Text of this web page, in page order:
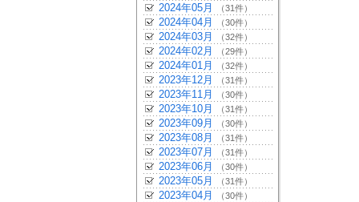
2024年05月 （31件）
2024年04月 （30件）
2024年03月 （32件）
2024年02月 （29件）
2024年01月 （32件）
2023年12月 （31件）
2023年11月 （30件）
2023年10月 （31件）
2023年09月 （30件）
2023年08月 （31件）
2023年07月 （31件）
2023年06月 （30件）
2023年05月 （31件）
2023年04月 （30件）